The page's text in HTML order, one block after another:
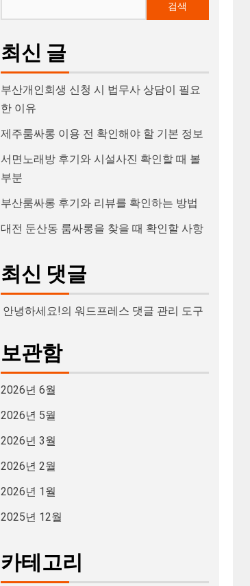
검색
최신 글
부산개인회생 신청 시 법무사 상담이 필요
한 이유
제주룸싸롱 이용 전 확인해야 할 기본 정보
서면노래방 후기와 시설사진 확인할 때 볼
부분
부산룸싸롱 후기와 리뷰를 확인하는 방법
대전 둔산동 룸싸롱을 찾을 때 확인할 사항
최신 댓글
안녕하세요!의 워드프레스 댓글 관리 도구
보관함
2026년 6월
2026년 5월
2026년 3월
2026년 2월
2026년 1월
2025년 12월
카테고리